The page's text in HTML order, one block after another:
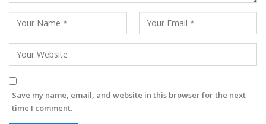
Save my name, email, and website in this browser for the next
time I comment.